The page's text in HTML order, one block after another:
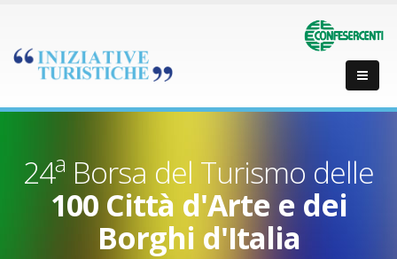
24a Borsa del Turismo delle
100 Città d'Arte e dei
Borghi d'Italia